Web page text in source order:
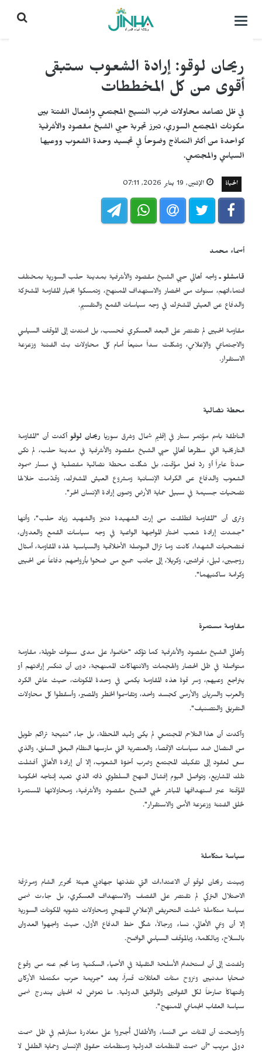
التحكم
ريحان لوقو: إرادة الشعوب ستبقى
أقوى من كل المخططات
في ظل تصاعد محاولات ضرب النسيج المجتمعي وإشعال الفتنة بين
مكونات المجتمع السوري، تبرز تجربة حيي الشيخ مقصود والأشرفية
كواحدة من أكثر النماذج وضوحاً في تجسيد وحدة الشعوب ووعيها
السياسي والمجتمعي.
الحياة الإثنين, 19 يناير 2026, 07:11
أسماء محمد
قامشلو ـواجه أهالي حيي الشيخ مقصود والأشرفية بمدينة حلب السورية بمختلف
انتماءاتهم، سنوات من الحصار والاستهداف الممنهج، وتمسكوا بخيار المقاومة المشتركة
والدفاع عن العيش المشترك في وجه سياسات القمع والتقسيم.
مقاومة الحيين لم تقتصر على البعد العسكري فحسب، بل امتدت إلى الموقف السياسي
والاجتماعي والإعلامي، وشكلت سداً منيعاً أمام كل محاولات بث الفتنة وزعزعة
الاستقرار.
محطة نضالية
الناطقة باسم مؤتمر ستار في إقليم شمال وشرق سوريا ريحان لوقو أكدت أن "المقاومة
التاريخية التي سطّرها أهالي حيي الشيخ مقصود والأشرفية في مدينة حلب، لم تكن
حدثاً عابراً أو ردّ فعل مؤقت، بل شكّلت محطة نضالية مفصلية في مسار صمود
الشعوب والدفاع عن الكرامة الإنسانية ومشروع العيش المشترك، وقدّمت خلالها
تضحيات جسيمة في سبيل حماية الأرض وصون إرادة الإنسان الحر".
وترى أن "المقاومة انطلقت من إرث الشهيدة دنيز والشهيد زياد حلب"، وأنها
"جسّدت إرادة شعب اختار المواجهة الواعية في وجه سياسات القمع والعدوان،
فتضحيات الشهداء كانت وما تزال البوصلة الأخلاقية والسياسية لهذه المقاومة، أمثال
روجبين، ليلى، فراشين، وكريلا، إلى جانب جميع من ضحّوا بأرواحهم دفاعاً عن الحيين
وكرامة ساكنيهما".
مقاومة مستمرة
وأهالي الشيخ مقصود والأشرفية كما تؤكد "خاضوا، على مدى سنوات طويلة، مقاومة
متواصلة في ظل الحصار والهجمات والانتهاكات الممنهجة، دون أن تنكسر إرادتهم أو
يتراجع وعيهم، وسر قوة هذه المقاومة يكمن في وحدة المكونات، حيث عاش الكرد
والعرب والسريان والأرمن كجسد واحد، وتقاسموا الخطر والمصير، وأسقطوا كل محاولات
التفريق والتصنيف".
وأكدت أن هذا التلاحم المجتمعي لم يكن وليد اللحظة، بل جاء "نتيجة تراكم طويل
من النضال ضد سياسات الإقصاء والعنصرية التي مارسها النظام البعثي السابق، والذي
سعى لعقود إلى تفكيك المجتمع وضرب أخوّة الشعوب، إلا أن إرادة الأهالي أفشلت
تلك المشاريع، وتواصل اليوم إفشال النهج السلطوي ذاته الذي تعيد إنتاجه الحكومة
المؤقتة عبر استهدافها المباشر لحيي الشيخ مقصود والأشرفية، ومحاولاتها المستمرة
لخلق الفتنة وزعزعة الأمن والاستقرار".
سياسة متكاملة
وبينت ريحان لوقو أن الاعتداءات التي نفذتها جهاديي هيئة تحرير الشام ومرتزقة
الاحتلال التركي لم تقتصر على القصف والاستهداف العسكري، بل جاءت ضمن
سياسة متكاملة شملت التحريض الإعلامي المنهجي ومحاولات تشويه المكونات السورية
إلا أن وعي الأهالي، نساء ورجالاً، شكّل خط الدفاع الأول، حيث واجهوا العدوان
بالسلاح، وبالكلمة، وبالموقف السياسي الواضح.
ولفتت إلى أن استخدام الأسلحة الثقيلة في الأحياء السكنية وما نجم عنه من وقوع
ضحايا مدنيين ونزوح مئات العائلات قسراً، يعد "جريمة حرب مكتملة الأركان
وانتهاكاً صارخاً لكل القوانين والمواثيق الدولية. ما تعرّض له الحيّان يندرج ضمن
سياسة العقاب الجماعي الممنهج".
وأوضحت أن المئات من النساء والأطفال أُجبروا على مغادرة منازلهم في ظل صمت
دولي مريب "أن صمت المنظمات الدولية ومنظمات حقوق الإنسان وحماية الطفل لا